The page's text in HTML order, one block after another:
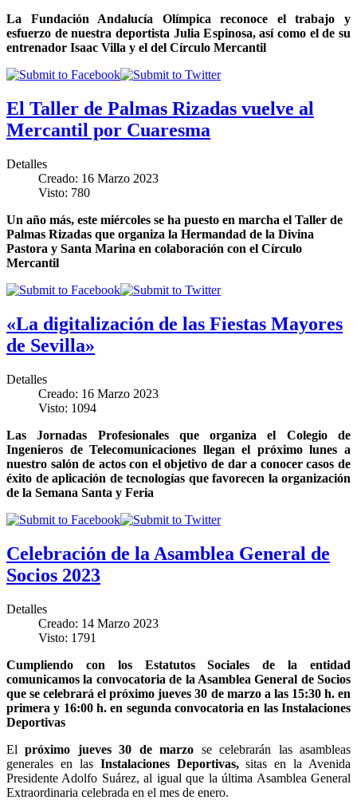
La Fundación Andalucía Olímpica reconoce el trabajo y
esfuerzo de nuestra deportista Julia Espinosa, así como el de su
entrenador Isaac Villa y el del Círculo Mercantil
El Taller de Palmas Rizadas vuelve al
Mercantil por Cuaresma
Detalles
Creado: 16 Marzo 2023
Visto: 780
Un año más, este miércoles se ha puesto en marcha el Taller de
Palmas Rizadas que organiza la Hermandad de la Divina
Pastora y Santa Marina en colaboración con el Círculo
Mercantil
«La digitalización de las Fiestas Mayores
de Sevilla»
Detalles
Creado: 16 Marzo 2023
Visto: 1094
Las Jornadas Profesionales que organiza el Colegio de
Ingenieros de Telecomunicaciones llegan el próximo lunes a
nuestro salón de actos con el objetivo de dar a conocer casos de
éxito de aplicación de tecnologías que favorecen la organización
de la Semana Santa y Feria
Celebración de la Asamblea General de
Socios 2023
Detalles
Creado: 14 Marzo 2023
Visto: 1791
Cumpliendo con los Estatutos Sociales de la entidad
comunicamos la convocatoria de la Asamblea General de Socios
que se celebrará el próximo jueves 30 de marzo a las 15:30 h. en
primera y 16:00 h. en segunda convocatoria en las Instalaciones
Deportivas
Elpróximo jueves 30 de marzo se celebrarán las asambleas
generales en las Instalaciones Deportivas,sitas en la Avenida
Presidente Adolfo Suárez, al igual que la última Asamblea General
Extraordinaria celebrada en el mes de enero.